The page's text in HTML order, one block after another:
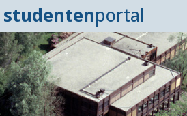
studentenportal
Home
Dokumente
Events